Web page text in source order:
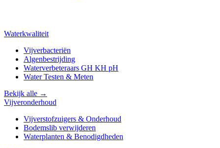
Waterkwaliteit
Vijverbacteriën
Algenbestrijding
Waterverbeteraars GH KH pH
Water Testen & Meten
Bekijk alle →
Vijveronderhoud
Vijverstofzuigers & Onderhoud
Bodemslib verwijderen
Waterplanten & Benodigdheden